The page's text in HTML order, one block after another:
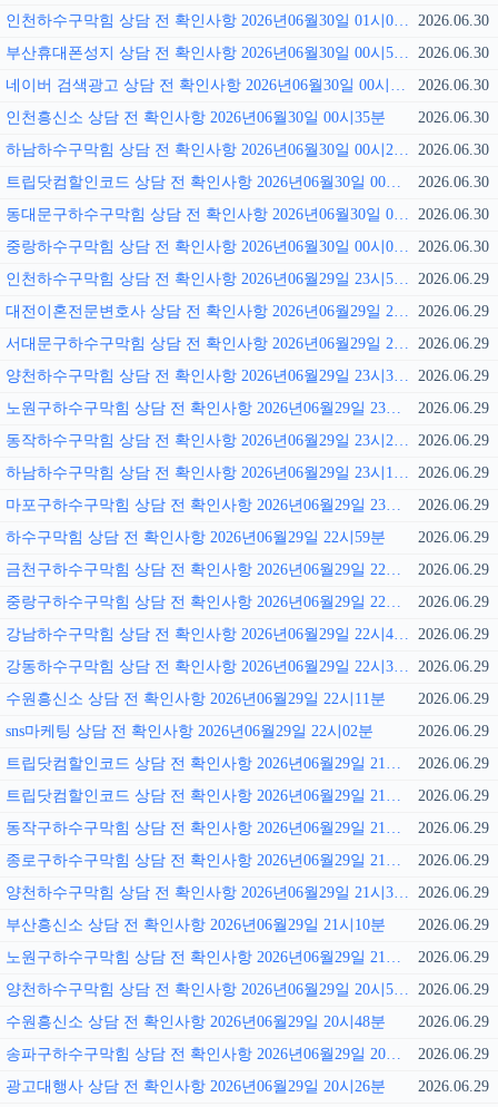
인천하수구막힘 상담 전 확인사항 2026년06월30일 01시00분 2026.06.30
부산휴대폰성지 상담 전 확인사항 2026년06월30일 00시53분 2026.06.30
네이버 검색광고 상담 전 확인사항 2026년06월30일 00시38분
2026.06.30
인천흥신소 상담 전 확인사항 2026년06월30일 00시35분
2026.06.30
하남하수구막힘 상담 전 확인사항 2026년06월30일 00시27분 2026.06.30
트립닷컴할인코드 상담 전 확인사항 2026년06월30일 00시16분
2026.06.30
동대문구하수구막힘 상담 전 확인사항 2026년06월30일 00시12분 2026.06.30
중랑하수구막힘 상담 전 확인사항 2026년06월30일 00시01분 2026.06.30
인천하수구막힘 상담 전 확인사항 2026년06월29일 23시56분 2026.06.29
대전이혼전문변호사 상담 전 확인사항 2026년06월29일 23시49분 2026.06.29
서대문구하수구막힘 상담 전 확인사항 2026년06월29일 23시41분 2026.06.29
양천하수구막힘 상담 전 확인사항 2026년06월29일 23시35분 2026.06.29
노원구하수구막힘 상담 전 확인사항 2026년06월29일 23시27분
2026.06.29
동작하수구막힘 상담 전 확인사항 2026년06월29일 23시24분 2026.06.29
하남하수구막힘 상담 전 확인사항 2026년06월29일 23시13분 2026.06.29
마포구하수구막힘 상담 전 확인사항 2026년06월29일 23시07분
2026.06.29
하수구막힘 상담 전 확인사항 2026년06월29일 22시59분
2026.06.29
금천구하수구막힘 상담 전 확인사항 2026년06월29일 22시51분
2026.06.29
중랑구하수구막힘 상담 전 확인사항 2026년06월29일 22시46분
2026.06.29
강남하수구막힘 상담 전 확인사항 2026년06월29일 22시43분 2026.06.29
강동하수구막힘 상담 전 확인사항 2026년06월29일 22시32분 2026.06.29
수원흥신소 상담 전 확인사항 2026년06월29일 22시11분
2026.06.29
sns마케팅 상담 전 확인사항 2026년06월29일 22시02분
2026.06.29
트립닷컴할인코드 상담 전 확인사항 2026년06월29일 21시57분
2026.06.29
트립닷컴할인코드 상담 전 확인사항 2026년06월29일 21시52분
2026.06.29
동작구하수구막힘 상담 전 확인사항 2026년06월29일 21시41분
2026.06.29
종로구하수구막힘 상담 전 확인사항 2026년06월29일 21시37분
2026.06.29
양천하수구막힘 상담 전 확인사항 2026년06월29일 21시31분 2026.06.29
부산흥신소 상담 전 확인사항 2026년06월29일 21시10분
2026.06.29
노원구하수구막힘 상담 전 확인사항 2026년06월29일 21시01분
2026.06.29
양천하수구막힘 상담 전 확인사항 2026년06월29일 20시56분 2026.06.29
수원흥신소 상담 전 확인사항 2026년06월29일 20시48분
2026.06.29
송파구하수구막힘 상담 전 확인사항 2026년06월29일 20시33분
2026.06.29
광고대행사 상담 전 확인사항 2026년06월29일 20시26분
2026.06.29